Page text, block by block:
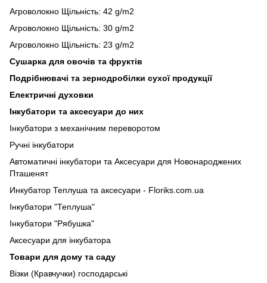
Агроволокно Щільність: 42 g/m2
Агроволокно Щільність: 30 g/m2
Агроволокно Щільність: 23 g/m2
Сушарка для овочів та фруктів
Подрібнювачі та зернодробілки сухої продукції
Електричні духовки
Інкубатори та аксесуари до них
Інкубатори з механічним переворотом
Ручні інкубатори
Автоматичні інкубатори та Аксесуари для Новонароджених
Пташенят
Инкубатор Теплуша та аксесуари - Floriks.com.ua
Інкубатори "Теплуша"
Інкубатори "Рябушка"
Аксесуари для інкубатора
Товари для дому та саду
Візки (Кравчучки) господарські